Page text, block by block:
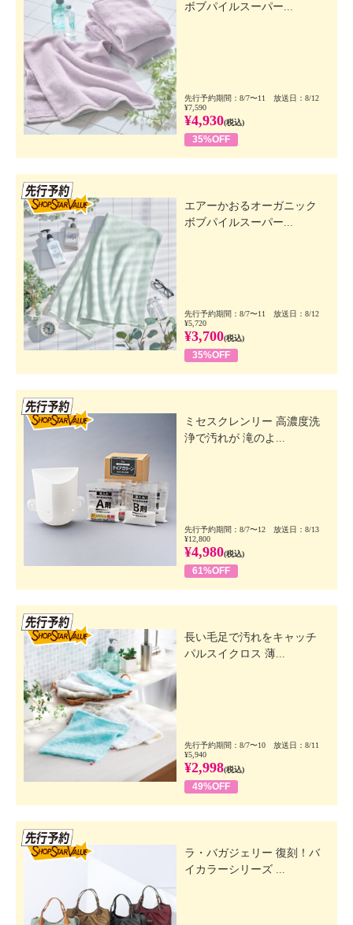
ボブパイルスーパー...
先行予約期間：8/7〜11 放送日：8/12
¥7,590
¥4,930(税込)
35%OFF
エアーかおるオーガニック
ボブパイルスーパー...
先行予約期間：8/7〜11 放送日：8/12
¥5,720
¥3,700(税込)
35%OFF
ミセスクレンリー 高濃度洗
浄で汚れが 滝のよ...
先行予約期間：8/7〜12 放送日：8/13
¥12,800
¥4,980(税込)
61%OFF
長い毛足で汚れをキャッチ
パルスイクロス 薄...
先行予約期間：8/7〜10 放送日：8/11
¥5,940
¥2,998(税込)
49%OFF
ラ・バガジェリー 復刻！バ
イカラーシリーズ ...